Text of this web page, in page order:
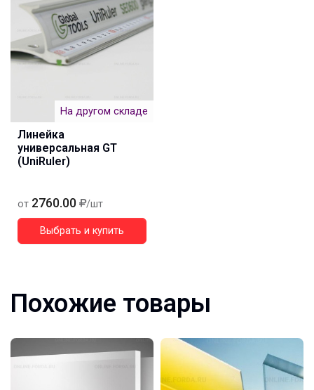
На другом складе
Линейка
универсальная GT
(UniRuler)
от 2760.00 /шт
Выбрать и купить
Похожие товары